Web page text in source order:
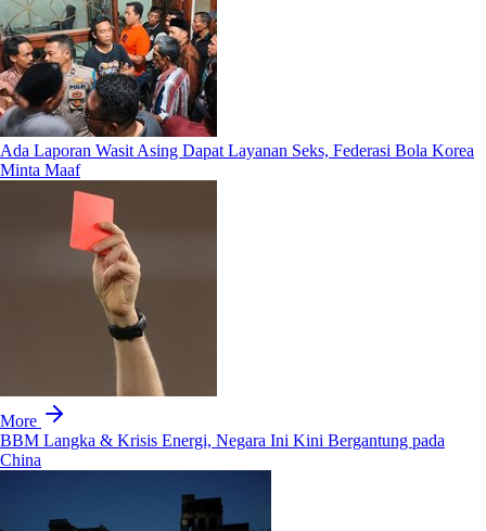
Ada Laporan Wasit Asing Dapat Layanan Seks, Federasi Bola Korea
Minta Maaf
More
BBM Langka & Krisis Energi, Negara Ini Kini Bergantung pada
China